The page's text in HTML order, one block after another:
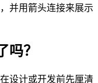
并用箭头连接来展示
吗？
设计或开发前先厘清